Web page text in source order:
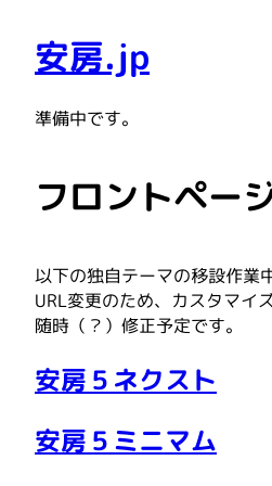
安房.jp
準備中です。
フロントペー
以下の独自テーマの移設作業
URL変更のため、カスタマイ
随時（？）修正予定です。
安房５ネクスト
安房５ミニマム